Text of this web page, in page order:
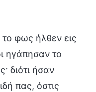
το φως ήλθεν εις
ηγάπησαν το
διότι ήσαν
πας, όστις